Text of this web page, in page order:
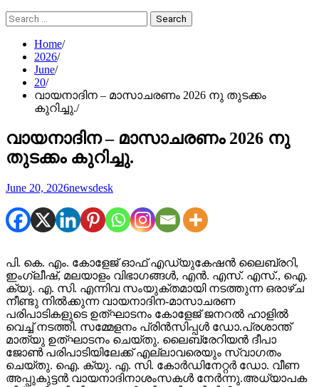
Search
for:
Home
2026
June
20
വായനാദിന – മാസാചരണം 2026 നു തുടക്കം
കുറിച്ചു.
വായനാദിന – മാസാചരണം 2026 നു
തുടക്കം കുറിച്ചു.
June 20, 2026newsdesk
പി. കെ. എം. കോളേജ് ഓഫ് എഡ്യുകേഷൻ ലൈബ്രറി,
ഇംഗ്ലീഷ്, മലയാളം വിഭാഗങ്ങൾ, എൻ. എസ്. എസ്., ഐ.
ക്യു. എ. സി. എന്നിവ സംയുക്തമായി നടത്തുന്ന ഒരാഴ്ച
നീണ്ടു നിൽക്കുന്ന വായനാദിന-മാസാചരണ
പരിപാടികളുടെ ഉത്ഘാടനം കോളേജ് ജനറൽ ഹാളിൽ
വെച്ച് നടത്തി. സമ്മേളനം പ്രിൻസിപ്പൾ ഡോ.പ്രശാന്ത്
മാത്യു ഉത്ഘാടനം ചെയ്തു. ലൈബ്രേറിയൻ ദീപാ
ജോൺ പരിപാടിയിലേക്ക് എല്ലാവരെയും സ്വാഗതം
ചെയ്തു. ഐ. ക്യു. എ. സി. കോർഡിനേറ്റർ ഡോ. വീണ
അപ്പുകുട്ടൻ വായനാദിനാശംസകൾ നേർന്നു.അധ്യാപക